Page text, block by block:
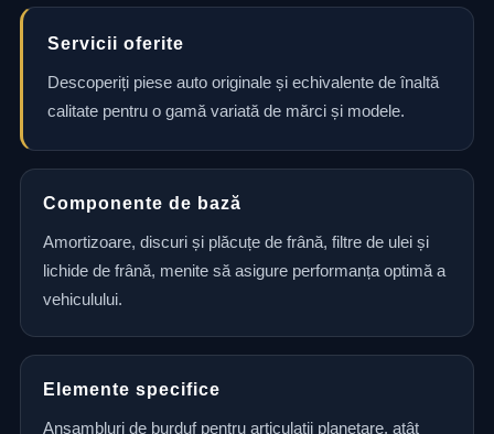
Servicii oferite
Descoperiți piese auto originale și echivalente de înaltă
calitate pentru o gamă variată de mărci și modele.
Componente de bază
Amortizoare, discuri și plăcuțe de frână, filtre de ulei și
lichide de frână, menite să asigure performanța optimă a
vehiculului.
Elemente specifice
Ansambluri de burduf pentru articulații planetare, atât